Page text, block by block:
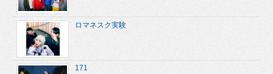
ロマネスク実験
171